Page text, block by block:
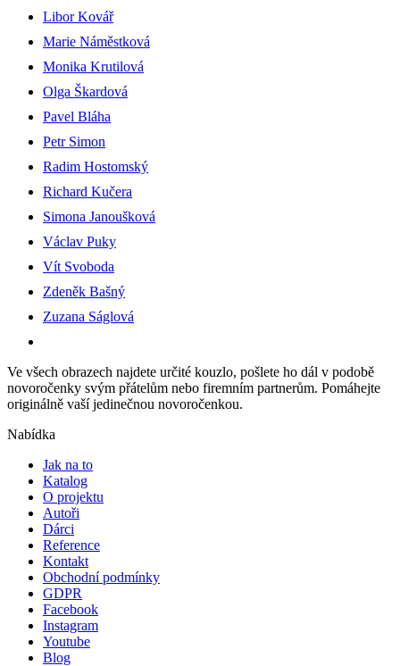
Libor Kovář
Marie Náměstková
Monika Krutilová
Olga Škardová
Pavel Bláha
Petr Simon
Radim Hostomský
Richard Kučera
Simona Janoušková
Václav Puky
Vít Svoboda
Zdeněk Bašný
Zuzana Ságlová
Ve všech obrazech najdete určité kouzlo, pošlete ho dál v podobě
novoročenky svým přátelům nebo firemním partnerům. Pomáhejte
originálně vaší jedinečnou novoročenkou.
Nabídka
Jak na to
Katalog
O projektu
Autoři
Dárci
Reference
Kontakt
Obchodní podmínky
GDPR
Facebook
Instagram
Youtube
Blog